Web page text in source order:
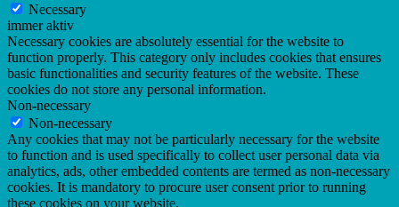
Necessary
immer aktiv
Necessary cookies are absolutely essential for the website to
function properly. This category only includes cookies that ensures
basic functionalities and security features of the website. These
cookies do not store any personal information.
Non-necessary
Non-necessary
Any cookies that may not be particularly necessary for the website
to function and is used specifically to collect user personal data via
analytics, ads, other embedded contents are termed as non-necessary
cookies. It is mandatory to procure user consent prior to running
these cookies on your website.